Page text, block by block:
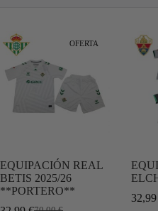
OFERTA
EQUIPACIÓN REAL
BETIS 2025/26
**PORTERO**
32,99